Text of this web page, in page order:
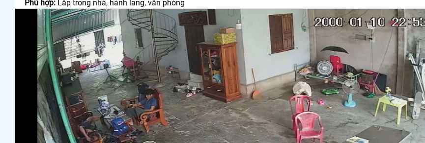
Phù hợp: Lắp trong nhà, hành lang, văn phòng